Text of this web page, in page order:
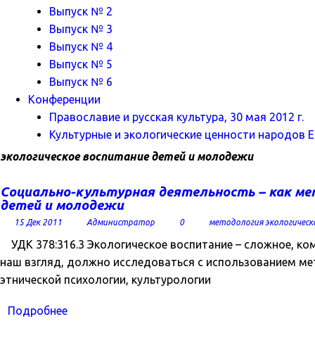
Выпуск № 2
Выпуск № 3
Выпуск № 4
Выпуск № 5
Выпуск № 6
Конференции
Православие и русская культура, 30 мая 2012 г.
Культурные и экологические ценности народов
экологическое воспитание детей и молодежи
Социально-культурная деятельность – как
детей и молодежи
15 Дек 2011 Администратор 0 методология
УДК 378:316.3 Экологическое воспитание – сложное,
наш взгляд, должно исследоваться с использованием
этнической психологии, культурологии
Подробнее